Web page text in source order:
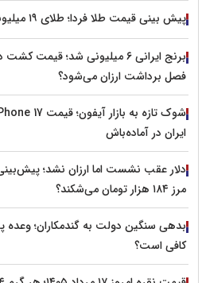
پیش‌ بینی قیمت طلا فردا؛ طلای ۱۹ میلیونی برمی‌گردد؟
برنج ایرانی ۶ میلیونی شد؛
فصل برداشت ارزان می‌شود؟
ایران در آماده‌باش
مرز ۱۸۴ هزار تومان می‌شکند؟
کافی است؟